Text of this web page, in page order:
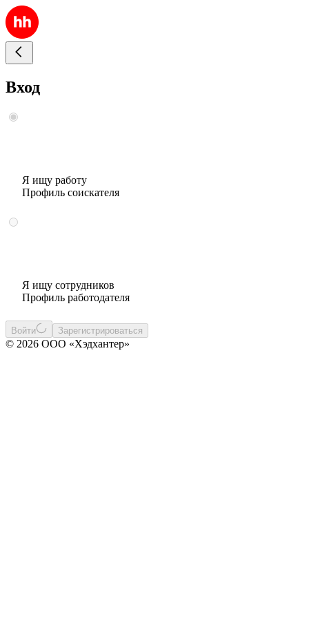
Вход
Я ищу работу
Профиль соискателя
Я ищу сотрудников
Профиль работодателя
Войти Зарегистрироваться
© 2026 ООО «Хэдхантер»